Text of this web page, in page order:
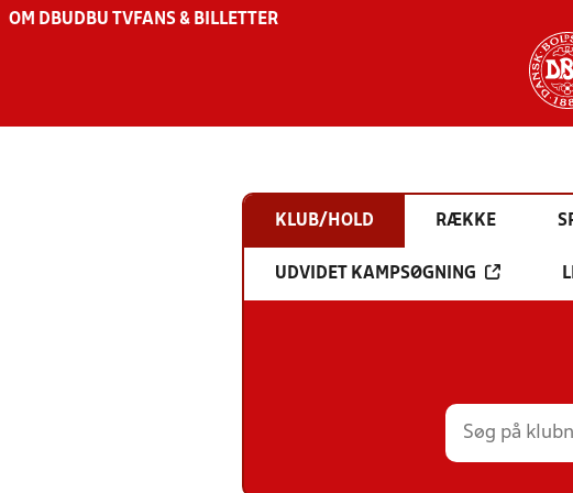
OM DBU DBU TV FANS & BILLETTER
KLUB/HOLD RÆKKE
UDVIDET KAMPSØGNING